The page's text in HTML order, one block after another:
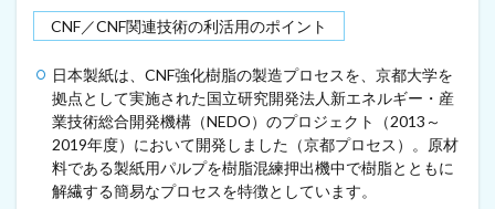
2
1
9
月
2
0
日
）
5
CNF／CNF関連技術の利活用のポイント
日本製紙は、CNF強化樹脂の製造プロセスを、京都大学を
拠点として実施された国立研究開発法人新エネルギー・産
業技術総合開発機構（NEDO）のプロジェクト（2013～
2019年度）において開発しました（京都プロセス）。原材
料である製紙用パルプを樹脂混練押出機中で樹脂とともに
解繊する簡易なプロセスを特徴としています。